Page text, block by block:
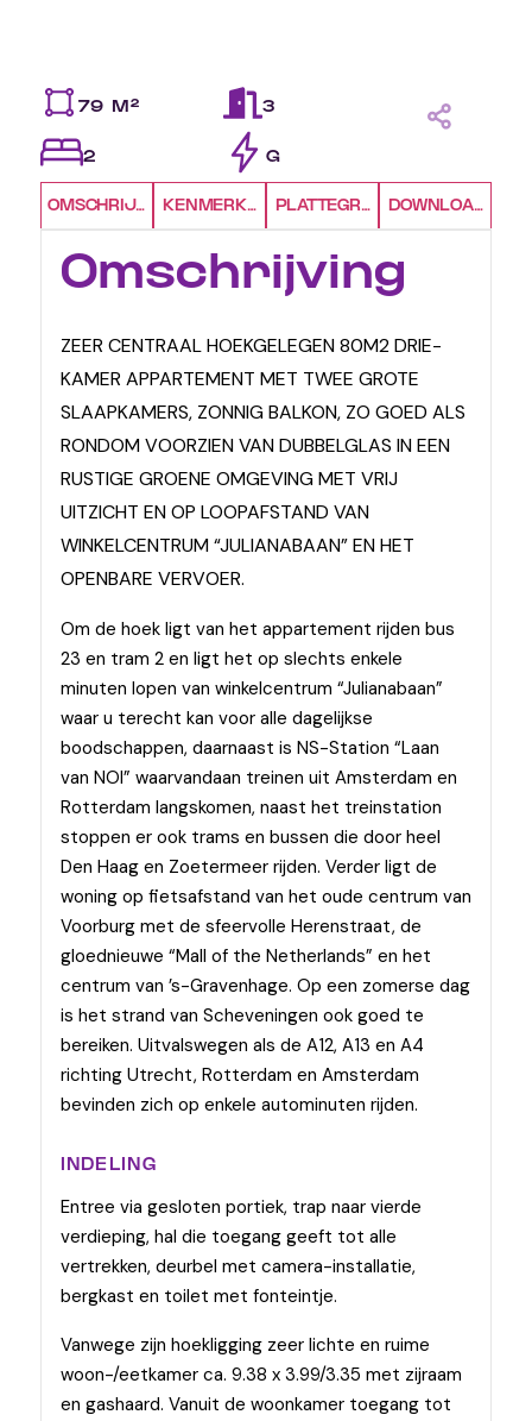
79 M² 3
2 G
OMSCHRIJVINGKENMERKEN PLATTEGRONDENDOWNLOADS
Omschrijving
ZEER CENTRAAL HOEKGELEGEN 80M2 DRIE-
KAMER APPARTEMENT MET TWEE GROTE
SLAAPKAMERS, ZONNIG BALKON, ZO GOED ALS
RONDOM VOORZIEN VAN DUBBELGLAS IN EEN
RUSTIGE GROENE OMGEVING MET VRIJ
UITZICHT EN OP LOOPAFSTAND VAN
WINKELCENTRUM “JULIANABAAN” EN HET
OPENBARE VERVOER.
Om de hoek ligt van het appartement rijden bus
23 en tram 2 en ligt het op slechts enkele
minuten lopen van winkelcentrum “Julianabaan”
waar u terecht kan voor alle dagelijkse
boodschappen, daarnaast is NS-Station “Laan
van NOI” waarvandaan treinen uit Amsterdam en
Rotterdam langskomen, naast het treinstation
stoppen er ook trams en bussen die door heel
Den Haag en Zoetermeer rijden. Verder ligt de
woning op fietsafstand van het oude centrum van
Voorburg met de sfeervolle Herenstraat, de
gloednieuwe “Mall of the Netherlands” en het
centrum van ’s-Gravenhage. Op een zomerse dag
is het strand van Scheveningen ook goed te
bereiken. Uitvalswegen als de A12, A13 en A4
richting Utrecht, Rotterdam en Amsterdam
bevinden zich op enkele autominuten rijden.
INDELING
Entree via gesloten portiek, trap naar vierde
verdieping, hal die toegang geeft tot alle
vertrekken, deurbel met camera-installatie,
bergkast en toilet met fonteintje.
Vanwege zijn hoekligging zeer lichte en ruime
woon-/eetkamer ca. 9.38 x 3.99/3.35 met zijraam
en gashaard. Vanuit de woonkamer toegang tot